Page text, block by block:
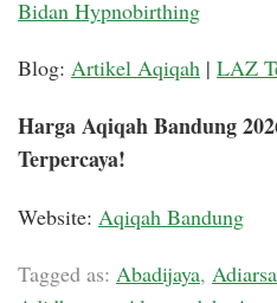
Bidan Hypnobirthing
Blog: Artikel Aqiqah | LAZ
Harga Aqiqah Bandung
Terpercaya!
Website: Aqiqah Bandung
Tagged as: Abadijaya,